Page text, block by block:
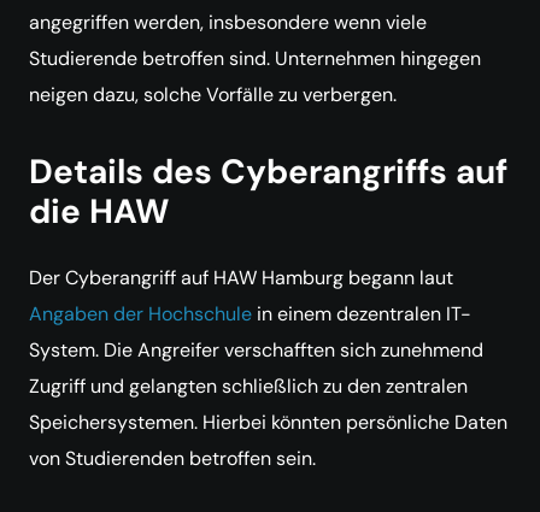
angegriffen werden, insbesondere wenn viele
Studierende betroffen sind. Unternehmen hingegen
neigen dazu, solche Vorfälle zu verbergen.
Details des Cyberangriffs auf
die HAW
Der Cyberangriff auf HAW Hamburg begann laut
Angaben der Hochschule in einem dezentralen IT-
System. Die Angreifer verschafften sich zunehmend
Zugriff und gelangten schließlich zu den zentralen
Speichersystemen. Hierbei könnten persönliche Daten
von Studierenden betroffen sein.